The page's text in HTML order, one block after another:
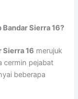
Sierra 16?
Sierra 16 merujuk
cermin pejabat
beberapa